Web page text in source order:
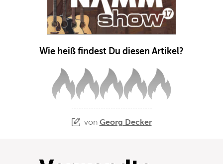
Wie heiß findest Du diesen Artikel?
von Georg Decker